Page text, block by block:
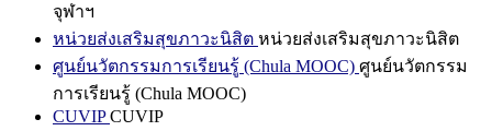
จุฬาฯ
หน่วยส่งเสริมสุขภาวะนิสิต หน่วยส่งเสริมสุขภาวะนิสิต
ศูนย์นวัตกรรมการเรียนรู้ (Chula MOOC) ศูนย์นวัตกรรม
การเรียนรู้ (Chula MOOC)
CUVIPCUVIP